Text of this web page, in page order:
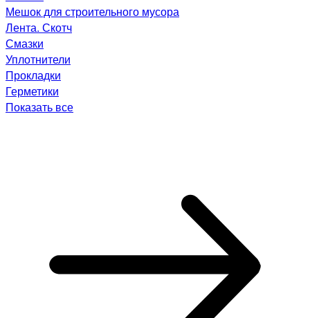
Мешок для строительного мусора
Лента. Скотч
Смазки
Уплотнители
Прокладки
Герметики
Показать все